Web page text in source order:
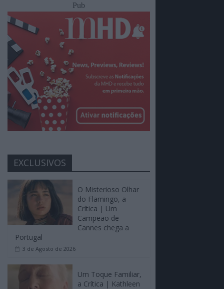
Pub
EXCLUSIVOS
O Misterioso Olhar
do Flamingo, a
Crítica | Um
Campeão de
Cannes chega a
Portugal
3 de Agosto de 2026
Um Toque Familiar,
a Crítica | Kathleen